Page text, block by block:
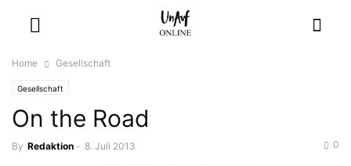
Home Gesellschaft
Gesellschaft
On the Road
By Redaktion - 8. Juli 2013 0